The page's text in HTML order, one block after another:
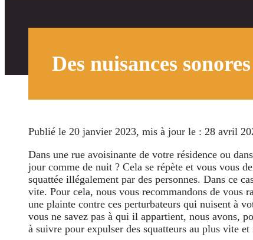
Des nuisances
Publié le 20 janvier 2023, mis à jour le : 28 avril
Dans une rue avoisinante de votre résidence ou
jour comme de nuit ? Cela se répète et vous vous
squattée illégalement par des personnes. Dans ce
vite. Pour cela, nous vous recommandons de vous
une plainte contre ces perturbateurs qui nuisent à
vous ne savez pas à qui il appartient, nous avons,
à suivre pour expulser des squatteurs au plus vite